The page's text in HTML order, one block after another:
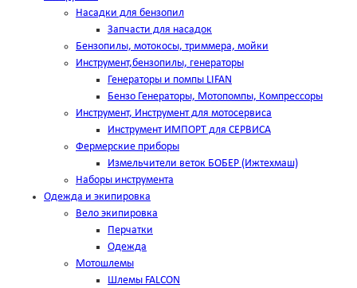
Насадки для бензопил
Запчасти для насадок
Бензопилы, мотокосы, триммера, мойки
Инструмент,бензопилы, генераторы
Генераторы и помпы LIFAN
Бензо Генераторы, Мотопомпы, Компрессоры
Инструмент, Инструмент для мотосервиса
Инструмент ИМПОРТ для СЕРВИСА
Фермерские приборы
Измельчители веток БОБЕР (Ижтехмаш)
Наборы инструмента
Одежда и экипировка
Вело экипировка
Перчатки
Одежда
Мотошлемы
Шлемы FALCON